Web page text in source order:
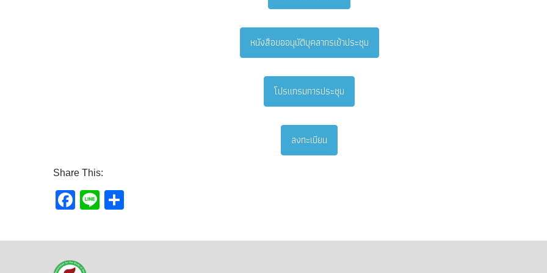
หนังสือขออนุมัติบุคลากรเข้าประชุม
โปรแกรมการประชุม
ลงทะเบียน
Share This:
Facebook
Line